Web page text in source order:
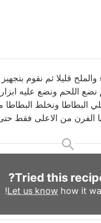
قليلا ثم نقوم
اللحم ونضع عليه
البطاطا ونخلط
الفرن من الاعلى فقط
Tried this
Let us know how it